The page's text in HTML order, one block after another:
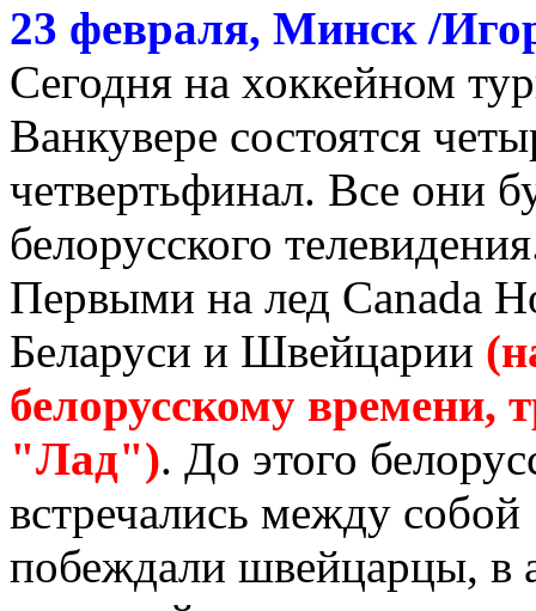
23 февраля, Минск /
Сегодня на хоккейном
Ванкувере состоятся
четвертьфинал. Все они
белорусского
Первыми на лед Canada
Беларуси и Швейцарии
белорусскому времени,
"Лад"). До этого
встречались между
побеждали швейцарцы, в